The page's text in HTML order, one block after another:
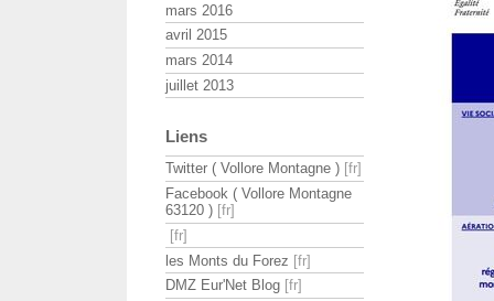
mars 2016
avril 2015
mars 2014
juillet 2013
Liens
Twitter ( Vollore Montagne )
Facebook ( Vollore Montagne
63120 )
les Monts du Forez
DMZ Eur'Net Blog